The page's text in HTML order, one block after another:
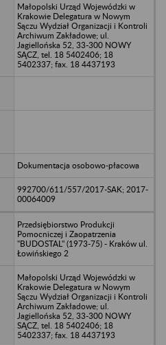
Małopolski Urząd Wojewódzki w
Krakowie Delegatura w Nowym
Sączu Wydział Organizacji i Kontroli
Archiwum Zakładowe; ul.
Jagiellońska 52, 33-300 NOWY
SĄCZ, tel. 18 5402406; 18
5402337; fax. 18 4437193
Dokumentacja osobowo-płacowa
992700/611/557/2017-SAK; 2017-
00064009
Przedsiębiorstwo Produkcji
Pomocniczej i Zaopatrzenia
"BUDOSTAL" (1973-75) - Kraków ul.
Łowińskiego 2
Małopolski Urząd Wojewódzki w
Krakowie Delegatura w Nowym
Sączu Wydział Organizacji i Kontroli
Archiwum Zakładowe; ul.
Jagiellońska 52, 33-300 NOWY
SĄCZ, tel. 18 5402406; 18
5402337; fax. 18 4437193